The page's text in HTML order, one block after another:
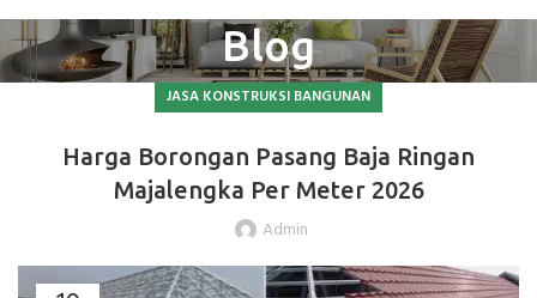
Blog
JASA KONSTRUKSI BANGUNAN
Harga Borongan Pasang Baja Ringan
Majalengka Per Meter 2026
Admin